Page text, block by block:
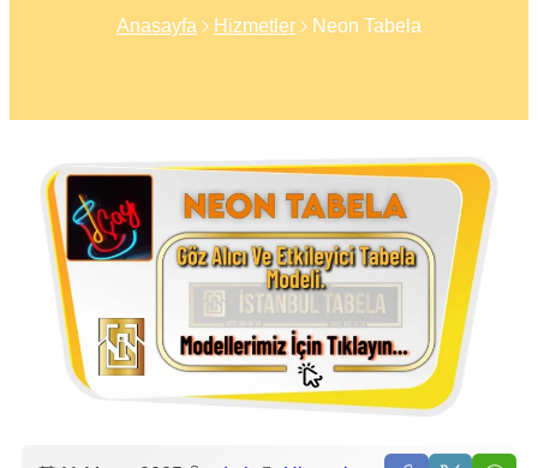
Anasayfa Hizmetler Neon Tabela